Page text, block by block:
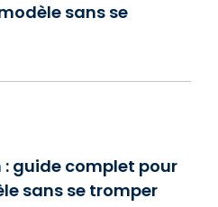
sans se
: guide complet pour
sans se tromper